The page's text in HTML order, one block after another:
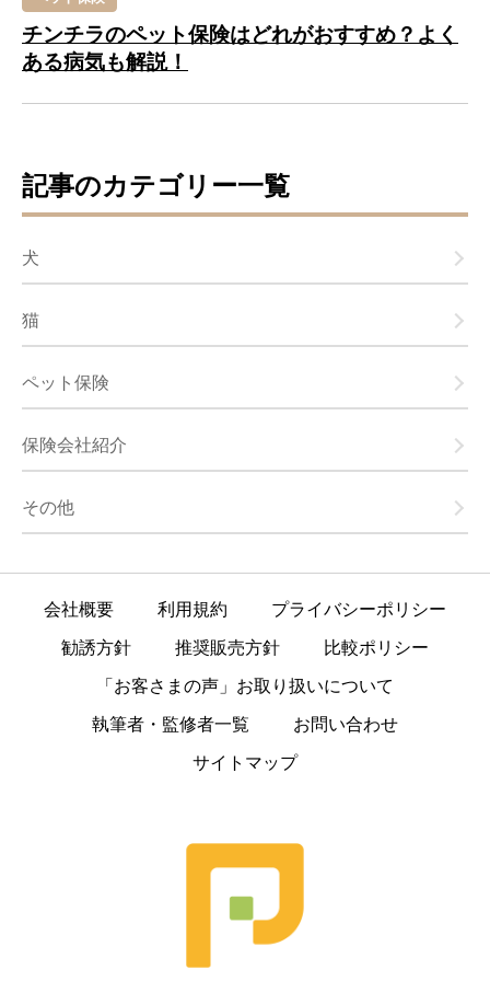
チンチラのペット保険はどれがおすすめ？よく
ある病気も解説！
記事のカテゴリー一覧
犬
猫
ペット保険
保険会社紹介
その他
会社概要 利用規約 プライバシーポリシー
勧誘方針 推奨販売方針 比較ポリシー
「お客さまの声」お取り扱いについて
執筆者・監修者一覧 お問い合わせ
サイトマップ